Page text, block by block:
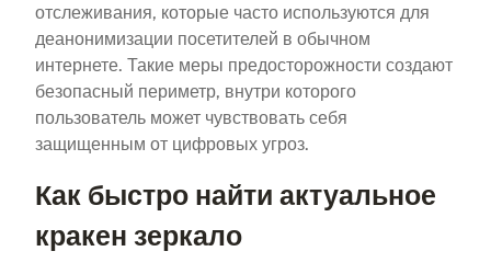
отслеживания, которые часто используются для
деанонимизации посетителей в обычном
интернете. Такие меры предосторожности создают
безопасный периметр, внутри которого
пользователь может чувствовать себя
защищенным от цифровых угроз.
Как быстро найти актуальное
кракен зеркало